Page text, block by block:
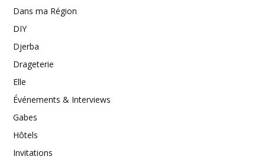
Dans ma Région
DIY
Djerba
Drageterie
Elle
Événements & Interviews
Gabes
Hôtels
Invitations